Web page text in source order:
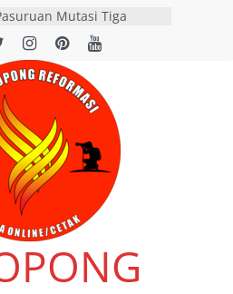
Mutasi Tiga
Polsek Beji Demi
dan Kelancaran Proses
POLRES NGANJUK
PERCEPATAN TINDAK
HASIL RAPAT FKLL
INSTANSI TERKAIT
Tegaskan
Kasus Laka Lantas
Tuntas dan
Hukum Tetap
Provinsi Jawa Timur
program
dan pembebasan pajak
seluruh kantor Samsat